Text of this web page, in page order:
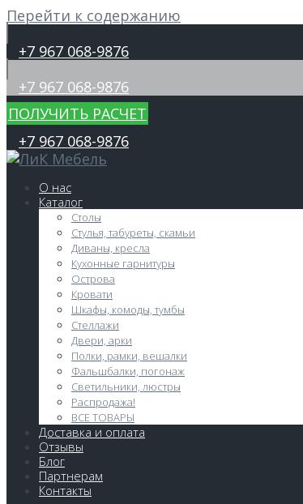
Перейти к содержанию
+7 967 068-9876
+7 967 068-9876
ПОЛУЧИТЬ РАСЧЕТ
+7 967 068-9876
О нас
Каталог
Столы
Стулья, табуреты, скамьи
Диваны, кресла
Кухонные гарнитуры
Острова
Кровати
Шкафы, комоды, тумбы
Стеллажи
Двери, арки
Полки, рамки, вешалки
Фальшбалки, погонаж
Светильники, люстры
Распродажа!
ВСЕ ТОВАРЫ
Доставка и оплата
Отзывы
Блог
Партнерам
Контакты